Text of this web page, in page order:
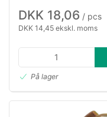
DKK 18,06 / pcs
DKK 14,45 ekskl. moms
På lager